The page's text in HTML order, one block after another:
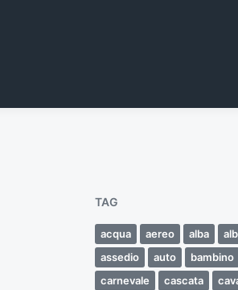
TAG
acqua aereo alba
assedio
auto bambino
carnevale
cascata